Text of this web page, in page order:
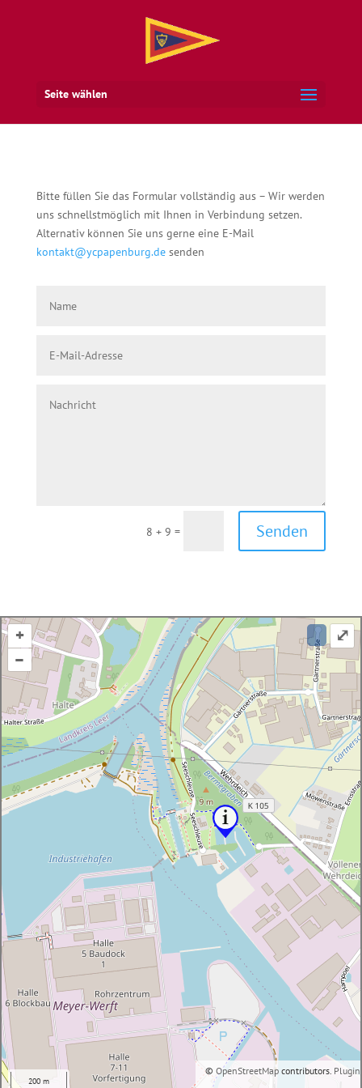
Seite wählen
Bitte füllen Sie das Formular vollständig aus – Wir werden
uns schnellstmöglich mit Ihnen in Verbindung setzen.
Alternativ können Sie uns gerne eine E-Mail
kontakt@ycpapenburg.desenden
8 + 9 = Senden
+
–
© OpenStreetMap contributors. Plugin
200 m
⤢